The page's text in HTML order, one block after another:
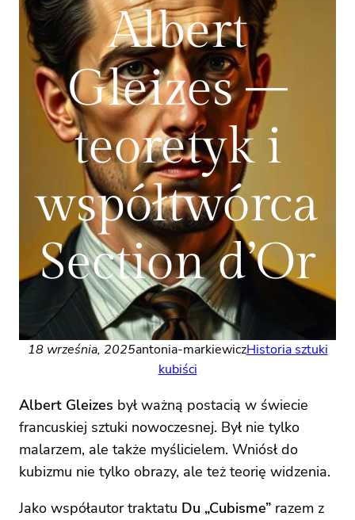
Albert
Gleizes –
teoretyk i
współtwórca
Section d’Or
18 września, 2025antonia-markiewiczHistoria sztuki
kubiści
Albert Gleizes był ważną postacią w świecie
francuskiej sztuki nowoczesnej. Był nie tylko
malarzem, ale także myślicielem. Wniósł do
kubizmu nie tylko obrazy, ale też teorię widzenia.
Jako współautor traktatu Du „Cubisme” razem z